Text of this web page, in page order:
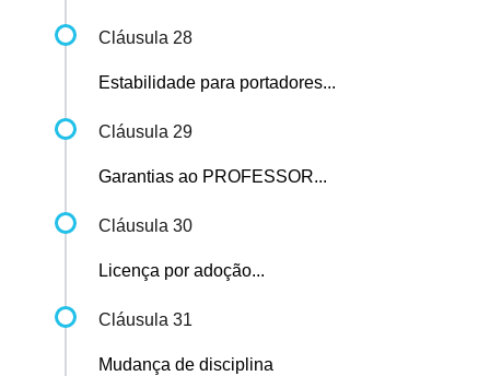
Cláusula 28
Estabilidade para portadores...
Cláusula 29
Garantias ao PROFESSOR...
Cláusula 30
Licença por adoção...
Cláusula 31
Mudança de disciplina